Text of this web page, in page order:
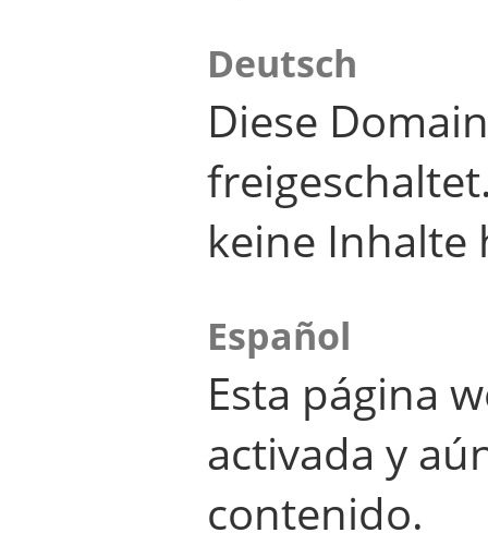
Deutsch
Diese
keine Inhalte
Español
Esta página
activada y
contenido.